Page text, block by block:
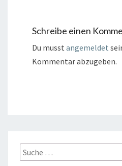
Schreibe einen
Du musst angemeldet
Kommentar abzugeben.
Suche
nach: